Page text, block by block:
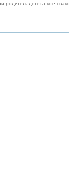
детета које